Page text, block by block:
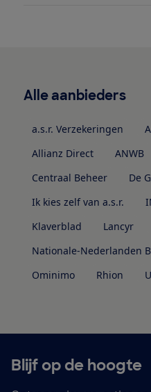
Alle aanbieders
a.s.r. Verzekeringen
Allianz Direct
ANWB
Centraal Beheer
De
Ik kies zelf van a.s.r.
Klaverblad
Lancyr
Nationale-Nederlanden
Ominimo
Rhion
Blijf op de hoogte